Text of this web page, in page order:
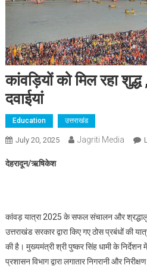
कांवड़ियों को मिल रहा
दवाईयां
Education उत्तराखंड
July 20, 2025 Jagriti Media
देहरादून/ऋषिकेश
कांवड़ यात्रा 2025 के सफल संचालन और
उत्तराखंड सरकार द्वारा किए गए ठोस प्रबंधों की
की है। मुख्यमंत्री श्री पुष्कर सिंह धामी के निर्देशन में
प्रशासन विभाग द्वारा लगातार निगरानी और